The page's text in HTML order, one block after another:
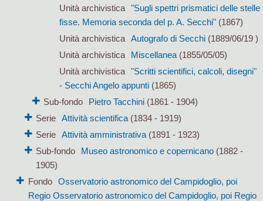
Unità archivistica "Sugli spettri prismatici delle stelle
fisse. Memoria seconda del p. A. Secchi"(1867)
Unità archivistica Autografo di Secchi(1889/06/19 )
Unità archivistica
Miscellanea(1855/05/05)
Unità archivistica "Scritti scientifici, calcoli, disegni"
- Secchi Angelo appunti(1865)
Sub-fondo
Pietro Tacchini (1861 - 1904)
Serie Attività scientifica(1834 - 1919)
Serie Attività amministrativa(1891 - 1923)
Sub-fondo
Museo astronomico e copernicano(1882 -
1905)
Fondo
Osservatorio astronomico del Campidoglio, poi
Regio Osservatorio astronomico del Campidoglio, poi Regio